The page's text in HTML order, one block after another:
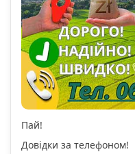
Пай!
Довідки за телефоном!